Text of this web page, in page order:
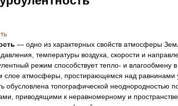
— одно из характерных свойств атмосферы
давления температуры воздуха скорости и
режим способствует тепло- и влагообмену в
слое атмосферы простирающемся над равнинами
обусловлена топографической неоднородностью
приводящими к неравномерному и пространстве